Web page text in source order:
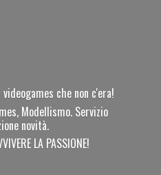
che non c'era!
Modellismo. Servizio
novità.
LA PASSIONE!